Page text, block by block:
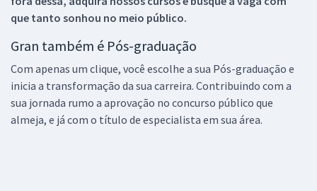
que tanto sonhou no meio público.
Gran também é Pós-graduação
Com apenas um clique, você escolhe a sua Pós-graduação e
inicia a transformação da sua carreira. Contribuindo com a
sua jornada rumo a aprovação no concurso público que
almeja, e já com o título de especialista em sua área.